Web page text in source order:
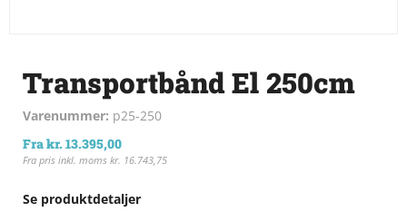
Transportbånd El 250cm
Varenummer: p25-250
Frakr.13.395,00
Fra pris inkl. moms kr. 16.743,75
Se produktdetaljer